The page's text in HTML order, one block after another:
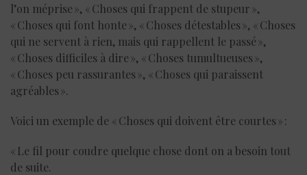
l’on méprise », « Choses qui frappent de stupeur »,
« Choses qui font honte », « Choses détestables », « Choses
qui ne servent à rien, mais qui rappellent le passé »,
« Choses difficiles à dire », « Choses tumultueuses »,
« Choses peu rassurantes », « Choses qui paraissent
agréables ».
Voici un exemple de « Choses qui doivent être courtes » :
« Le fil pour coudre quelque chose dont on a besoin tout
de suite.